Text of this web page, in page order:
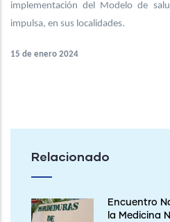
implementación del Modelo de
impulsa, en sus localidades.
15 de enero 2024
Relacionado
Encuentro
la Medicina